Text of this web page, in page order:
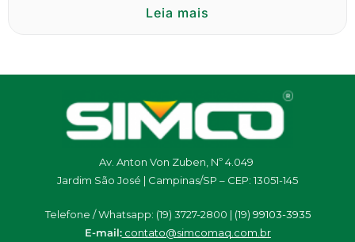
Leia mais
Av. Anton Von Zuben, Nº 4.049
Jardim São José | Campinas/SP – CEP: 13051-145
Telefone / Whatsapp: (19) 3727-2800 | (19) 99103-3935
E-mail: contato@simcomaq.com.br